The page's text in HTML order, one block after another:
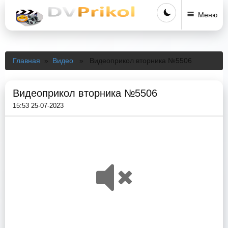
Меню
Главная » Видео » Видеоприкол вторника №5506
Видеоприкол вторника №5506
15:53 25-07-2023